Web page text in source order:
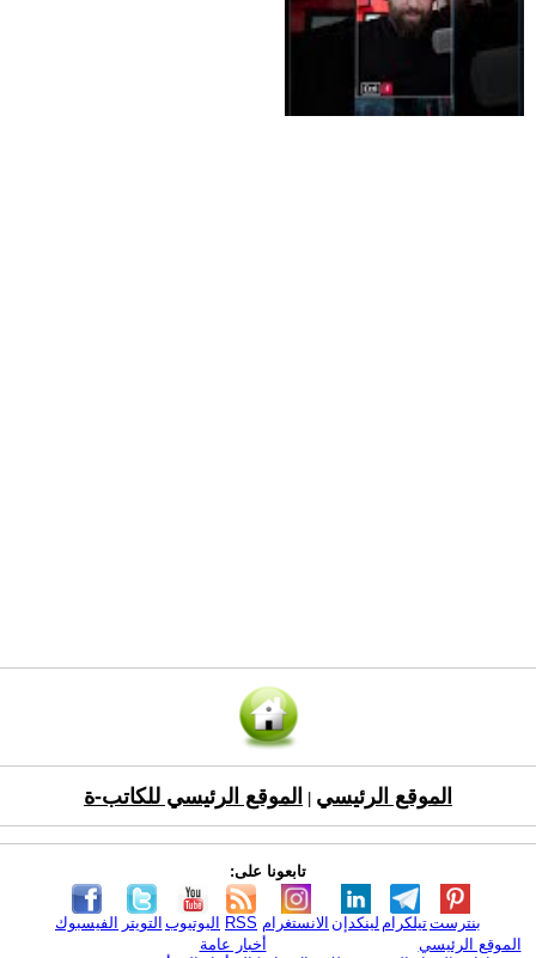
الموقع الرئيسي الموقع الرئيسي للكاتب-ة
تابعونا على:
الفيسبوك التويتر اليوتيوب RSS الانستغرام لينكدإن تيلكرامبنترست
الموقع الرئيسي
أخبار عامة